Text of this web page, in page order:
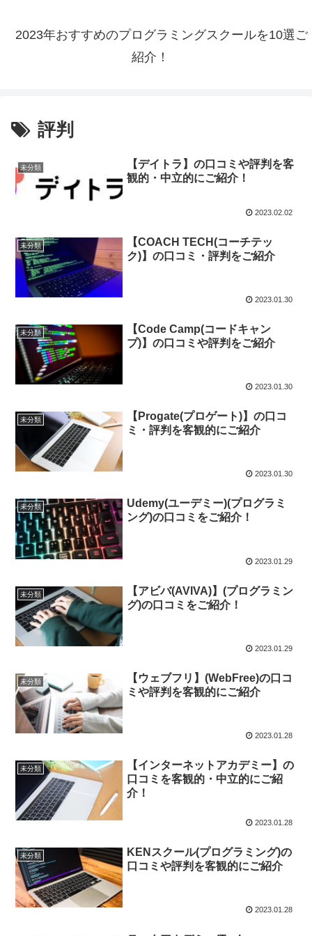
2023年おすすめのプログラミングスクールを10選ご
紹介！
評判
未分類
【デイトラ】の口コミや評判を客
観的・中立的にご紹介！
2023.02.02
未分類
【COACH TECH(コーチテッ
ク)】の口コミ・評判をご紹介
2023.01.30
未分類
【Code Camp(コードキャン
プ)】の口コミや評判をご紹介
2023.01.30
未分類
【Progate(プロゲート)】の口コ
ミ・評判を客観的にご紹介
2023.01.30
未分類
Udemy(ユーデミー)(プログラミ
ング)の口コミをご紹介！
2023.01.29
未分類
【アビバ(AVIVA)】(プログラミン
グ)の口コミをご紹介！
2023.01.29
未分類
【ウェブフリ】(WebFree)の口コ
ミや評判を客観的にご紹介
2023.01.28
未分類
【インターネットアカデミー】の
口コミを客観的・中立的にご紹
介！
2023.01.28
未分類
KENスクール(プログラミング)の
口コミや評判を客観的にご紹介
2023.01.28